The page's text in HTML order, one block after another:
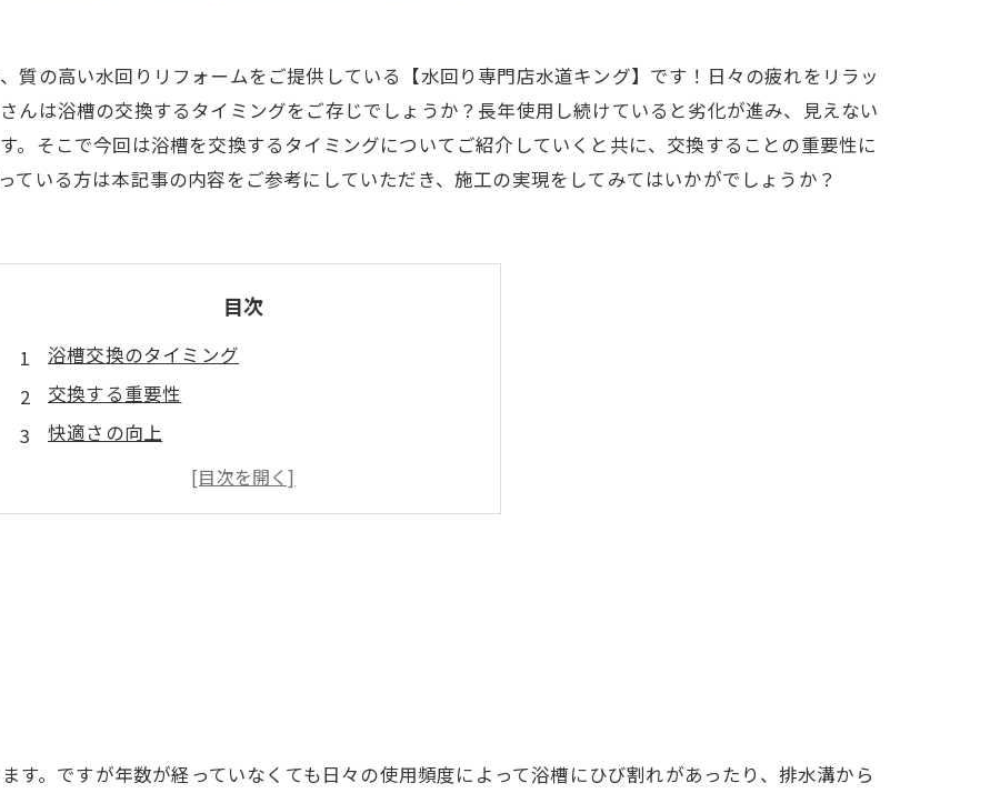
質の高い水回りリフォームをご提供している【水回り専門店水道キング】です！日々の疲れをリラッ
んは浴槽の交換するタイミングをご存じでしょうか？長年使用し続けていると劣化が進み、見えない
。そこで今回は浴槽を交換するタイミングについてご紹介していくと共に、交換することの重要性に
ている方は本記事の内容をご参考にしていただき、施工の実現をしてみてはいかがでしょうか？
目次
浴槽交換のタイミング
交換する重要性
快適さの向上
耐久性の向上
す。ですが年数が経っていなくても日々の使用頻度によって浴槽にひび割れがあったり、排水溝から